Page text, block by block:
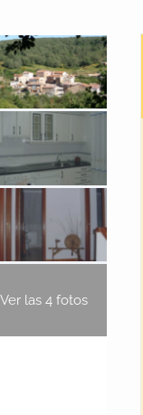
Ver las 4 fotos